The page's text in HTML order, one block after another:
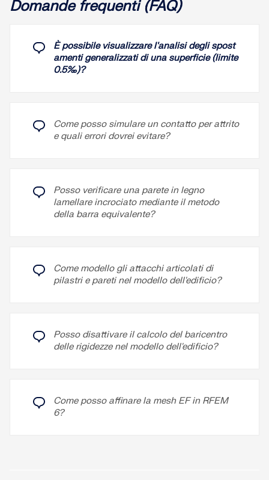
Sulle isolinee possono essere visualizzati i valori
risultanti per spostamenti generalizzati, forze
visualizzati come punti colorati negli elementi finiti.
'Griglia per risultati', che consente di organizzare i
punti della griglia nello spazio solido. Tra le altre
cose, il centro di gravità può essere impostato
Leggi di più
Domande frequenti (FAQ)
È possibile visualizzare l'analisi degli spost
amenti generalizzati di una superficie (limite
0.5‰)?
Come posso simulare un contatto per attrito
e quali errori dovrei evitare?
Posso verificare una parete in legno
lamellare incrociato mediante il metodo
della barra equivalente?
Come modello gli attacchi articolati di
pilastri e pareti nel modello dell'edificio?
Posso disattivare il calcolo del baricentro
delle rigidezze nel modello dell'edificio?
Come posso affinare la mesh EF in RFEM
6?